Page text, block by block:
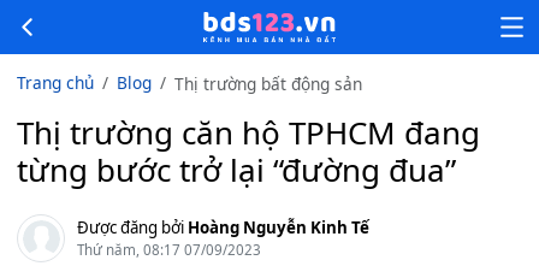
Trang chủ Blog Thị trường bất động sản
Thị trường căn hộ TPHCM đang
từng bước trở lại “đường đua”
Được đăng bởi Hoàng Nguyễn Kinh Tế
Thứ năm, 08:17 07/09/2023